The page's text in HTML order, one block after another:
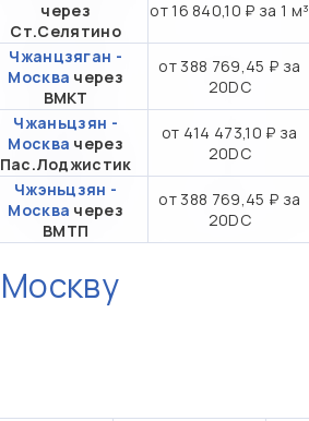
через
Ст.Селятино
от 16 840,10 ₽ за 1 м³
Чжанцзяган -
Москва через
ВМКТ
от 388 769,45 ₽ за
20DC
Чжаньцзян -
Москва через
Пас.Лоджистик
от 414 473,10 ₽ за
20DC
Чжэньцзян -
Москва через
ВМТП
от 388 769,45 ₽ за
20DC
Москву